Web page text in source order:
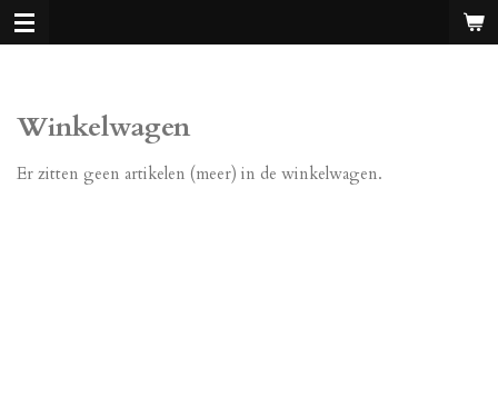
Ga
direct
hoofdinhoud
Winkelwagen
Er zitten geen artikelen (meer) in de winkelwagen.